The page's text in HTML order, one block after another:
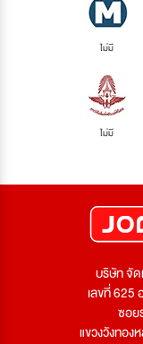
ไม่มี
ไม่มี
บริษัท จั
เลขที่ 625
ซอย
แขวงวังทอง